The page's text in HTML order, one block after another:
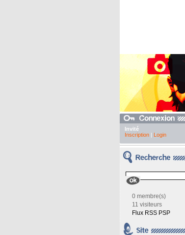
Invité
Inscription| Login
0 membre(s)
11 visiteurs
Flux RSS PSP